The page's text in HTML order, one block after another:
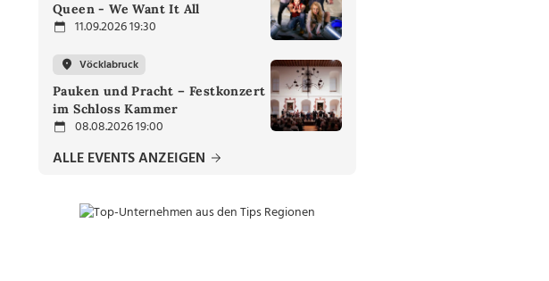
Queen - We Want It All
11.09.2026 19:30
Vöcklabruck
Pauken und Pracht – Festkonzert
im Schloss Kammer
08.08.2026 19:00
ALLE EVENTS ANZEIGEN